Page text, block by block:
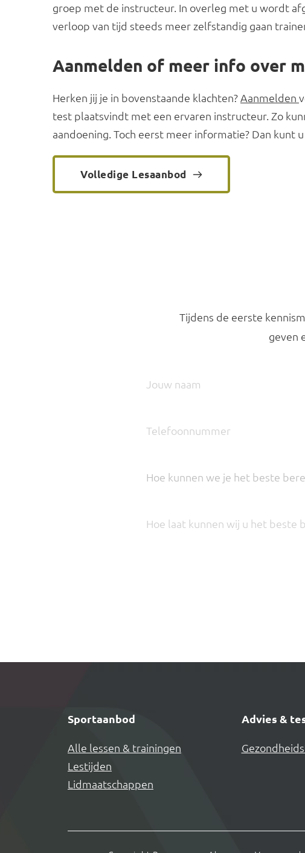
groep met de instructeur. In overleg met u wordt
verloop van tijd steeds meer zelfstandig gaan
Aanmelden of meer info over
Herken jij je in bovenstaande klachten? Aanmelden
test plaatsvindt met een ervaren instructeur. Zo
aandoening. Toch eerst meer informatie? Dan kunt
Volledige Lesaanbod
Tijdens de eerste
geven
Hoe kunnen we je het beste
Sportaanbod
Alle lessen & trainingen
Lestijden
Lidmaatschappen
Advies &